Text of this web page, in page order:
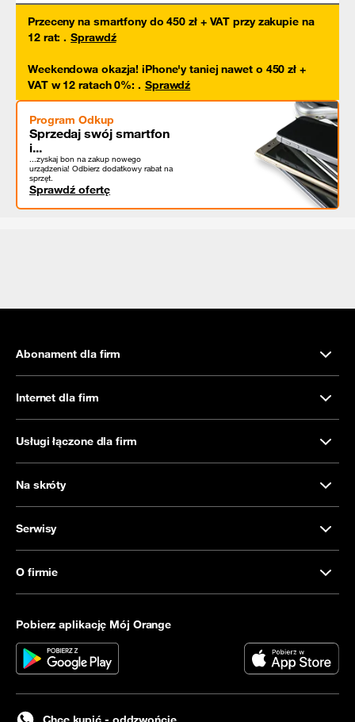
Przeceny na smartfony do 450 zł + VAT przy zakupie na
12 rat: . Sprawdź
Weekendowa okazja! iPhone'y taniej nawet o 450 zł +
VAT w 12 ratach 0%: . Sprawdź
Program Odkup
Sprzedaj swój smartfon
i...
...zyskaj bon na zakup nowego
urządzenia! Odbierz dodatkowy rabat na
sprzęt.
Sprawdź ofertę
Abonament dla firm
Internet dla firm
Usługi łączone dla firm
Na skróty
Serwisy
O firmie
Pobierz aplikację Mój Orange